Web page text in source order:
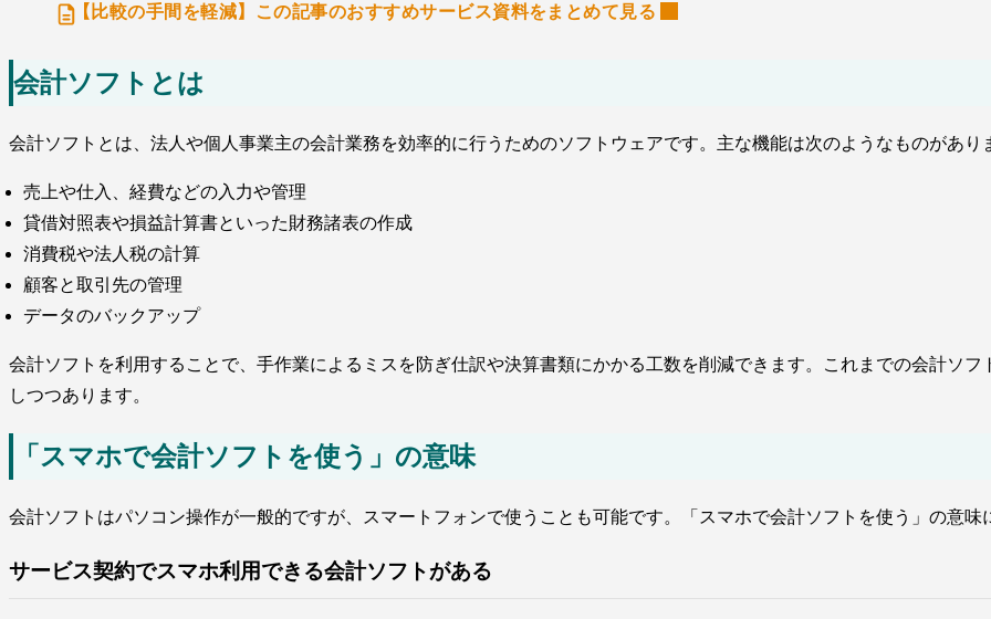
【比較の手間を軽減】この記事のおすすめサービス資料をまとめて見る
会計ソフトとは
会計ソフトとは、法人や個人事業主の会計業務を効率的に行うためのソフトウェアです。主な機能は次のようなものがあり
売上や仕入、経費などの入力や管理
貸借対照表や損益計算書といった財務諸表の作成
消費税や法人税の計算
顧客と取引先の管理
データのバックアップ
会計ソフトを利用することで、手作業によるミスを防ぎ仕訳や決算書類にかかる工数を削減できます。これまでの会計ソ
しつつあります。
「スマホで会計ソフトを使う」の意味
会計ソフトはパソコン操作が一般的ですが、スマートフォンで使うことも可能です。「スマホで会計ソフトを使う」の意味
サービス契約でスマホ利用できる会計ソフトがある